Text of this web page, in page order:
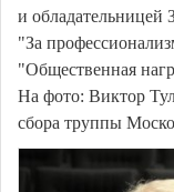
и обладательницей
"За
"Общественная
На фото: Виктор
сбора труппы